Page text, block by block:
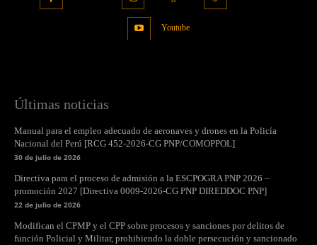
Youtube
Últimas noticias
Manual para el empleo adecuado de aeronaves y drones en la Policía
Nacional del Perú [RCG 452-2026-CG PNP/COMOPPOL]
30 de julio de 2026
Directiva para el proceso de admisión a la ESCPOGRA PNP 2026 –
promoción 2027 [Directiva 0009-2026-CG PNP DIREDDOC PNP]
22 de julio de 2026
Modifican el CPMP y el CPP sobre procesos y sanciones por delitos de
función Policial y Militar, prohibiendo la doble persecución y sancionado